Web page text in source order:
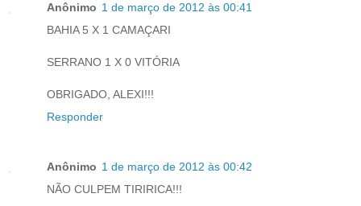
Anônimo 1 de março de 2012 às 00:41
BAHIA 5 X 1 CAMAÇARI
SERRANO 1 X 0 VITÓRIA
OBRIGADO, ALEXI!!!
Responder
Anônimo 1 de março de 2012 às 00:42
NÃO CULPEM TIRIRICA!!!